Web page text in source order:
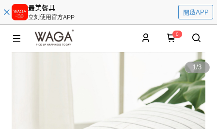
最美餐具
立刻使用官方APP
開啟APP
0
1/3